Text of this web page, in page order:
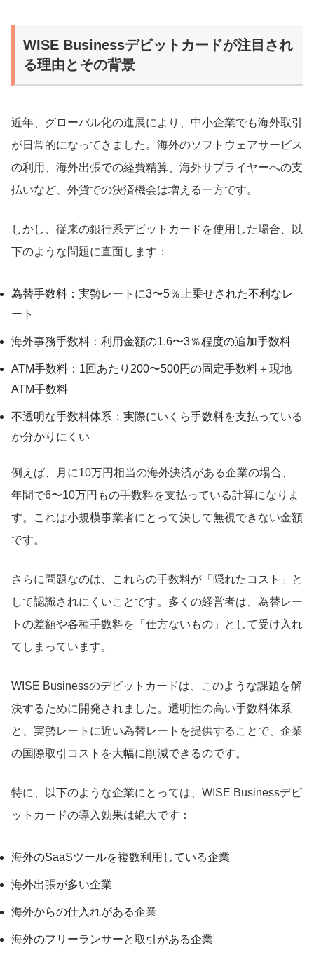
WISE Businessデビットカードが注目され
る理由とその背景
近年、グローバル化の進展により、中小企業でも海外取引
が日常的になってきました。海外のソフトウェアサービス
の利用、海外出張での経費精算、海外サプライヤーへの支
払いなど、外貨での決済機会は増える一方です。
しかし、従来の銀行系デビットカードを使用した場合、以
下のような問題に直面します：
為替手数料：実勢レートに3〜5％上乗せされた不利なレ
ート
海外事務手数料：利用金額の1.6〜3％程度の追加手数料
ATM手数料：1回あたり200〜500円の固定手数料＋現地
ATM手数料
不透明な手数料体系：実際にいくら手数料を支払っている
か分かりにくい
例えば、月に10万円相当の海外決済がある企業の場合、
年間で6〜10万円もの手数料を支払っている計算になりま
す。これは小規模事業者にとって決して無視できない金額
です。
さらに問題なのは、これらの手数料が「隠れたコスト」と
して認識されにくいことです。多くの経営者は、為替レー
トの差額や各種手数料を「仕方ないもの」として受け入れ
てしまっています。
WISE Businessのデビットカードは、このような課題を解
決するために開発されました。透明性の高い手数料体系
と、実勢レートに近い為替レートを提供することで、企業
の国際取引コストを大幅に削減できるのです。
特に、以下のような企業にとっては、WISE Businessデビ
ットカードの導入効果は絶大です：
海外のSaaSツールを複数利用している企業
海外出張が多い企業
海外からの仕入れがある企業
海外のフリーランサーと取引がある企業